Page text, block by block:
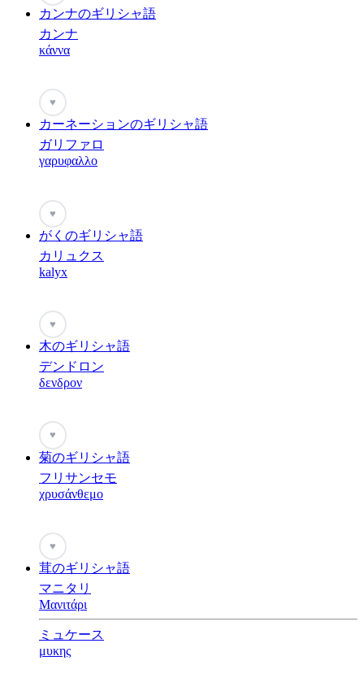
カンナのギリシャ語
カンナ
κάννα
♥
カーネーションのギリシャ語
ガリファロ
γαρυφαλλο
♥
がくのギリシャ語
カリュクス
kalyx
♥
木のギリシャ語
デンドロン
δενδρον
♥
菊のギリシャ語
フリサンセモ
χρυσάνθεμο
♥
茸のギリシャ語
マニタリ
Μανιτάρι
ミュケース
μυκης